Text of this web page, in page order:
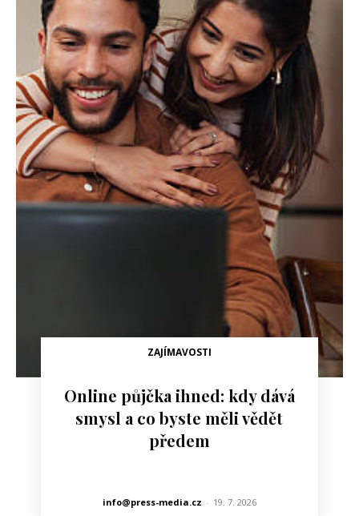
ZAJÍMAVOSTI
Online půjčka ihned: kdy dává
smysl a co byste měli vědět
předem
info@press-media.cz - 19. 7. 2026